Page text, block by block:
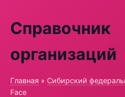
Справочник
организаций
Главная » Сибирский
Face